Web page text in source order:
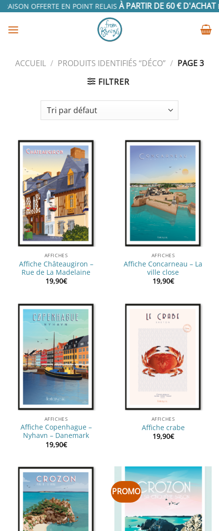
Passer
contenu
OFFERTE EN POINT RELAISÀ PARTIR DE 60 € D'ACHAT
ACCUEIL / PRODUITS IDENTIFIÉS “DÉCO” / PAGE 3
FILTRER
AFFICHES
Affiche Châteaugiron –
Rue de La Madelaine
19,90€
AFFICHES
Affiche Concarneau – La
ville close
19,90€
AFFICHES
Affiche Copenhague –
Nyhavn – Danemark
19,90€
AFFICHES
Affiche crabe
19,90€
PROMO